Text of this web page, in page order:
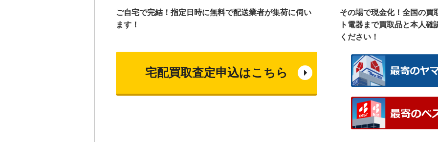
ご自宅で完結！指定日時に無料で配送業者が集荷に伺い
ます！
宅配買取査定申込はこちら
その場で現金化！全国の買
ト電器まで買取品と本人確
ください！